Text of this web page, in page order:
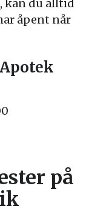
kan du alltid
åpent når
på